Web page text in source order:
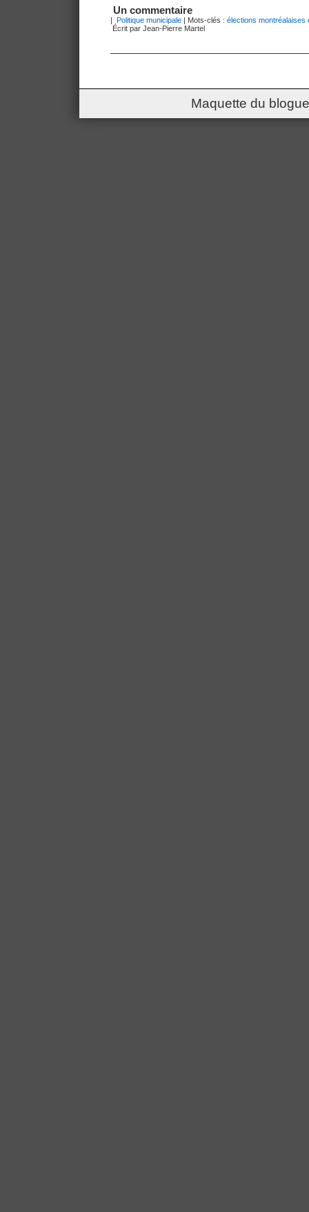
Un commentaire
Politique municipale | Mots-clés : élections montréalaises
Écrit par Jean-Pierre Martel
Maquette du